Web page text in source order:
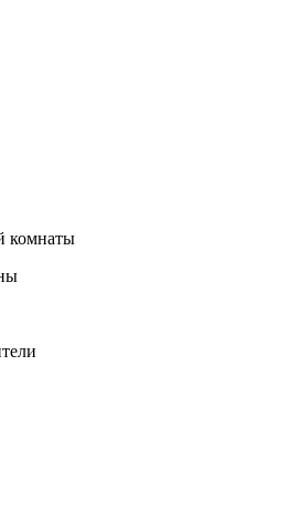
комнаты